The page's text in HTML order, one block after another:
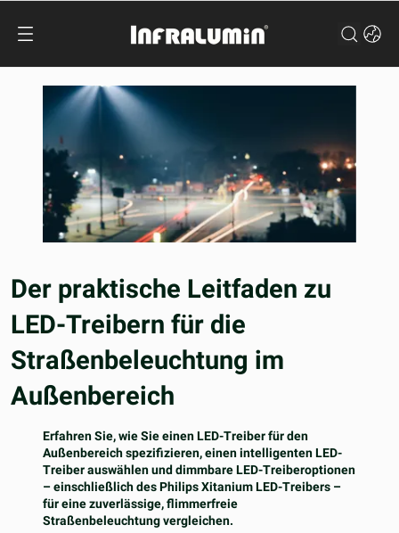
Der praktische Leitfaden zu
LED-Treibern für die
Straßenbeleuchtung im
Außenbereich
Erfahren Sie, wie Sie einen LED-Treiber für den
Außenbereich spezifizieren, einen intelligenten LED-
Treiber auswählen und dimmbare LED-Treiberoptionen
– einschließlich des Philips Xitanium LED-Treibers –
für eine zuverlässige, flimmerfreie
Straßenbeleuchtung vergleichen.